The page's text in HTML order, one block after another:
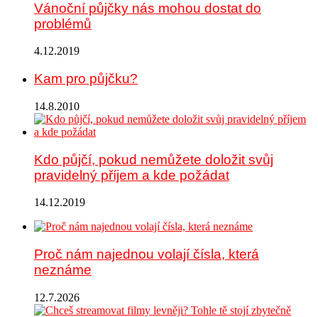
Vánoční půjčky nás mohou dostat do
problémů
4.12.2019
Kam pro půjčku?
14.8.2010
Kdo půjčí, pokud nemůžete doložit svůj
pravidelný příjem a kde požádat
14.12.2019
Proč nám najednou volají čísla, která
neznáme
12.7.2026